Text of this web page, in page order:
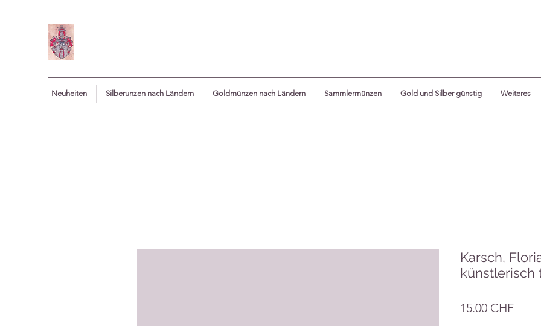
Neuheiten Silberunzen nach Ländern Goldmünzen nach Ländern Sammlermünzen Gold und Silber günstig Weiteres
Karsch,
künstlerisch
15.00 CHFPrix